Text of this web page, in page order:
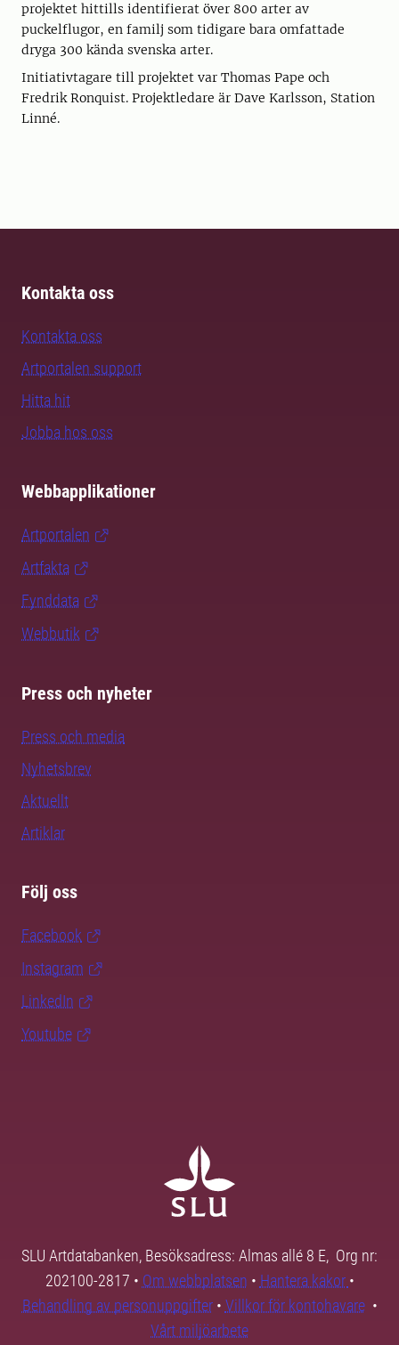
projektet hittills identifierat över 800 arter av
puckelflugor, en familj som tidigare bara omfattade
dryga 300 kända svenska arter.
Initiativtagare till projektet var Thomas Pape och
Fredrik Ronquist. Projektledare är Dave Karlsson, Station
Linné.
Kontakta oss
Kontakta oss
Artportalen support
Hitta hit
Jobba hos oss
Webbapplikationer
Artportalen
Artfakta
Fynddata
Webbutik
Press och nyheter
Press och media
Nyhetsbrev
Aktuellt
Artiklar
Följ oss
Facebook
Instagram
LinkedIn
Youtube
SLU Artdatabanken, Besöksadress: Almas allé 8 E, Org nr:
202100-2817 • Om webbplatsen • Hantera kakor •
Behandling av personuppgifter• Villkor för kontohavare•
Vårt miljöarbete